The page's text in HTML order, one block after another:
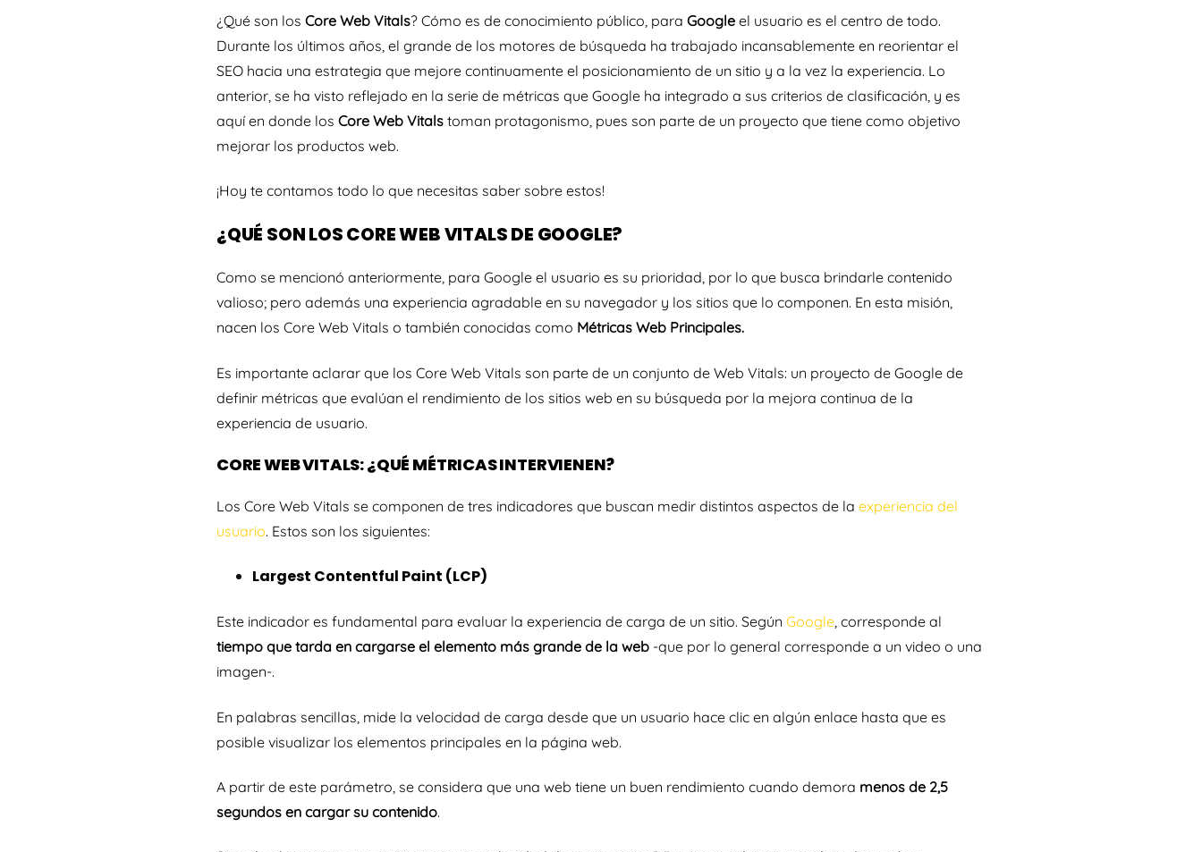
¿Qué son los Core Web Vitals? Cómo es de conocimiento público, para Google el usuario es el centro de todo.
Durante los últimos años, el grande de los motores de búsqueda ha trabajado incansablemente en reorientar el
SEO hacia una estrategia que mejore continuamente el posicionamiento de un sitio y a la vez la experiencia. Lo
anterior, se ha visto reflejado en la serie de métricas que Google ha integrado a sus criterios de clasificación, y es
aquí en donde los Core Web Vitals toman protagonismo, pues son parte de un proyecto que tiene como objetivo
mejorar los productos web.
¡Hoy te contamos todo lo que necesitas saber sobre estos!
¿QUÉ SON LOS CORE WEB VITALS DE GOOGLE?
Como se mencionó anteriormente, para Google el usuario es su prioridad, por lo que busca brindarle contenido
valioso; pero además una experiencia agradable en su navegador y los sitios que lo componen. En esta misión,
nacen los Core Web Vitals o también conocidas como Métricas Web Principales.
Es importante aclarar que los Core Web Vitals son parte de un conjunto de Web Vitals: un proyecto de Google de
definir métricas que evalúan el rendimiento de los sitios web en su búsqueda por la mejora continua de la
experiencia de usuario.
CORE WEB VITALS: ¿QUÉ MÉTRICAS INTERVIENEN?
Los Core Web Vitals se componen de tres indicadores que buscan medir distintos aspectos de la experiencia del
usuario. Estos son los siguientes:
Largest Contentful Paint (LCP)
Este indicador es fundamental para evaluar la experiencia de carga de un sitio. Según Google, corresponde al
tiempo que tarda en cargarse el elemento más grande de la web -que por lo general corresponde a un video o una
imagen-.
En palabras sencillas, mide la velocidad de carga desde que un usuario hace clic en algún enlace hasta que es
posible visualizar los elementos principales en la página web.
A partir de este parámetro, se considera que una web tiene un buen rendimiento cuando demora menos de 2,5
segundos en cargar su contenido.